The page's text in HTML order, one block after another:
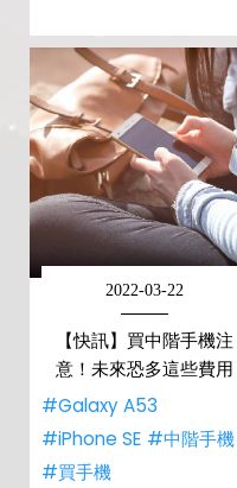
2022-03-22
【快訊】買中階手機注
意！未來恐多這些費用
#Galaxy A53
#iPhone SE #中階手機
#買手機